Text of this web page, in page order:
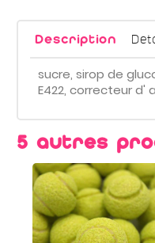
Description
sucre, sirop de
E422, correcteur d'
5 autres